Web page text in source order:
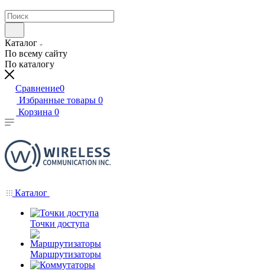
Каталог
По всему сайту
По каталогу
Сравнение0
Избранные товары 0
Корзина 0
Каталог
Точки доступа
Маршрутизаторы